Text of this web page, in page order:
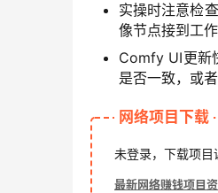
实操时注意检
像节点接到工作
Comfy UI更新
是否一致，或
网络项目下载
未登录，下载项目
最新网络赚钱项目